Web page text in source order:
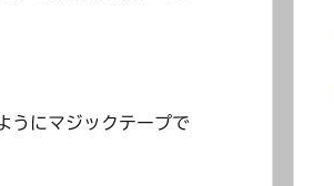
うにマジックテープで